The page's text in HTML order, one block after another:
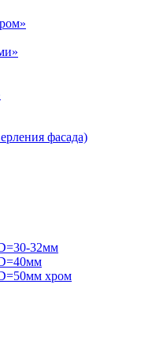
фасада)
32мм
хром